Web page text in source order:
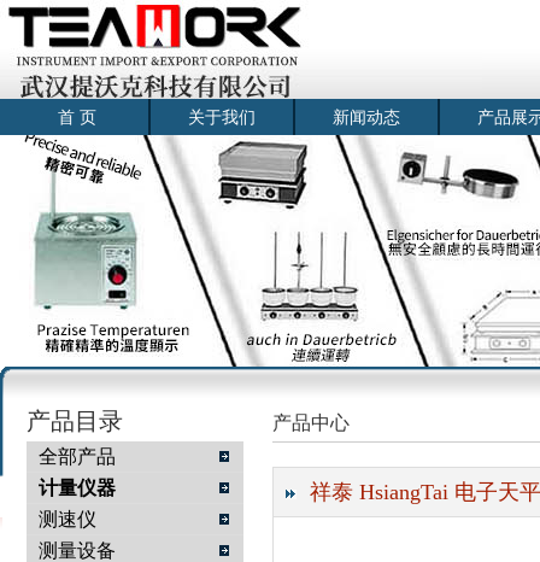
首 页 关于我们 新闻动态 产品展
产品目录
全部产品
计量仪器
测速仪
测量设备
产品中心
祥泰 HsiangTai 电子天